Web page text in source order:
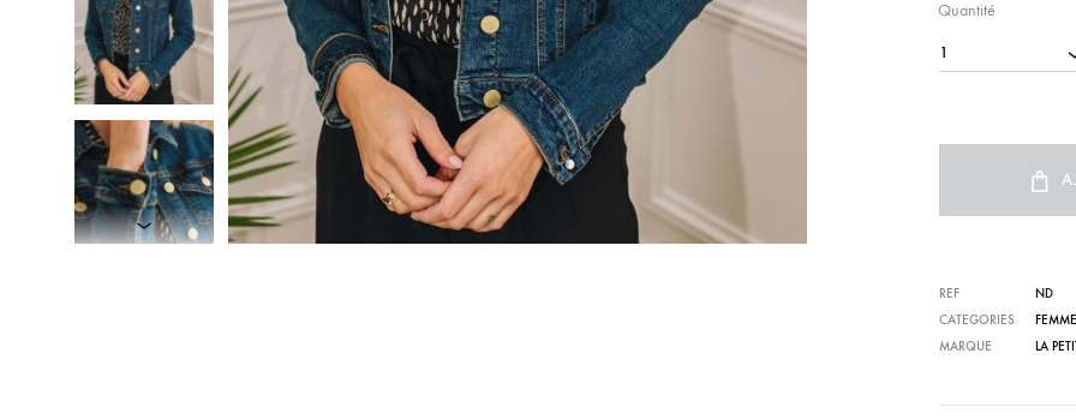
Combi et Combishort
Body
Jupe
Pantalon
Maillot de bain
Quantité
1
REF
ND
CATEGORIES
FEMME
MARQUE
LA